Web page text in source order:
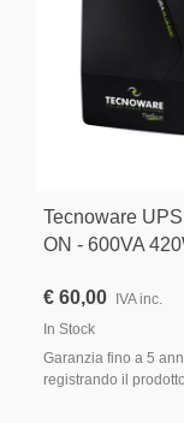
Tecnoware
ON - 600VA
€ 60,00
IVA inc.
In Stock
Garanzia fino a 5
registrando il prodotto